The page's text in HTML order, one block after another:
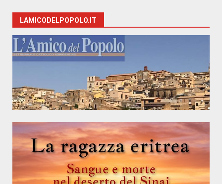
LAMICODELPOPOLO.IT